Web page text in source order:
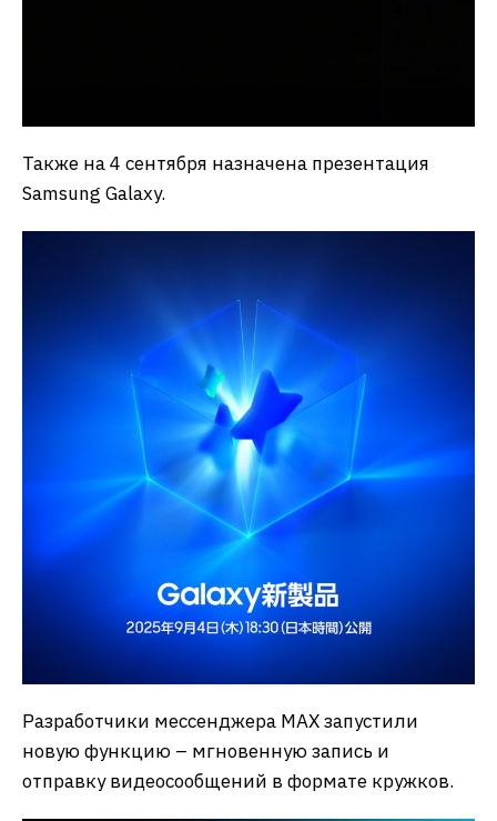
Также на 4 сентября назначена презентация
Samsung Galaxy.
Разработчики мессенджера МАХ запустили
новую функцию – мгновенную запись и
отправку видеосообщений в формате кружков.